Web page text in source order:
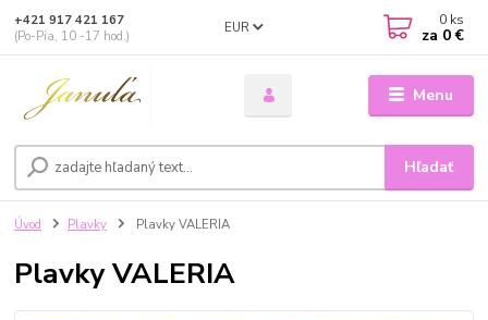
Menu
EUR
Hľadať
+421 917 421 167
(Po-Pia, 10 -17 hod.)
0 ks
za 0 €
Úvod Plavky Plavky VALERIA
Plavky VALERIA